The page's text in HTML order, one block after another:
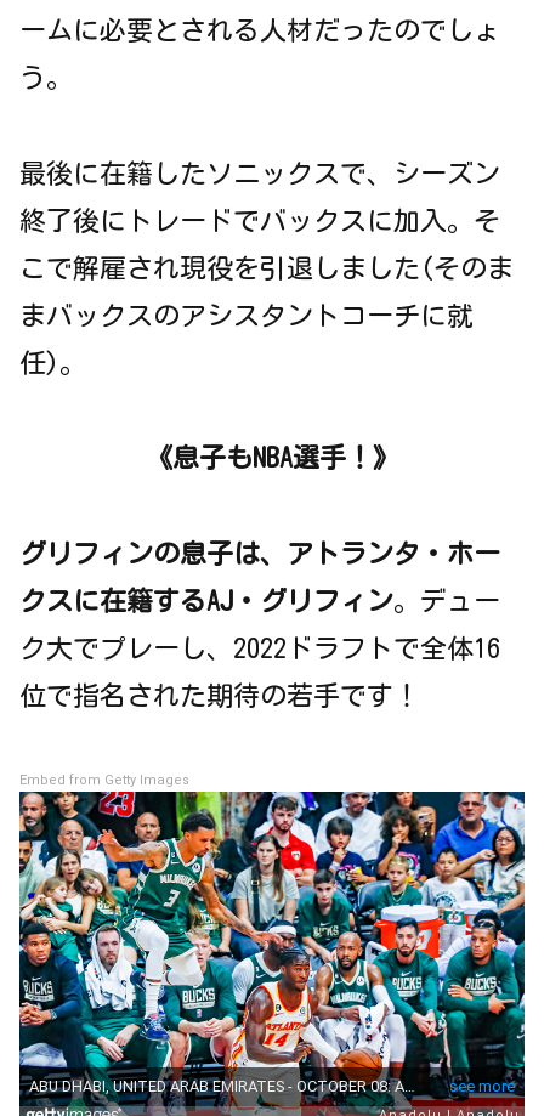
ームに必要とされる人材だったのでしょ
う。
最後に在籍したソニックスで、シーズン
終了後にトレードでバックスに加入。そ
こで解雇され現役を引退しました(そのま
まバックスのアシスタントコーチに就
任)。
《息子もNBA選手！》
グリフィンの息子は、アトランタ・ホー
クスに在籍するAJ・グリフィン。デュー
ク大でプレーし、2022ドラフトで全体16
位で指名された期待の若手です！
Embed from Getty Images